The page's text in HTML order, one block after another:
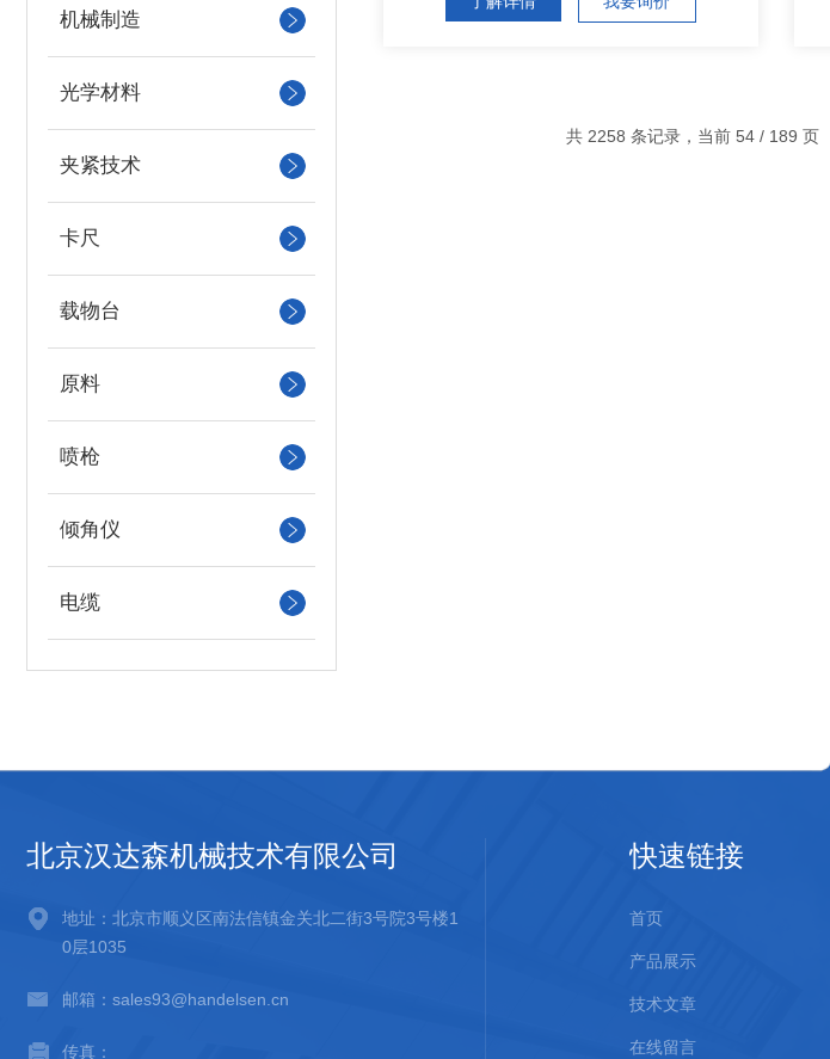
机械制造
光学材料
夹紧技术
卡尺
载物台
原料
喷枪
倾角仪
电缆
共 2258 条记录，当前 54 / 189 页
北京汉达森机械技术有限公司
地址：北京市顺义区南法信镇金关北二街3号院3号楼1
0层1035
邮箱：sales93@handelsen.cn
传真：
快速链接
首页
产品展示
技术文章
在线留言